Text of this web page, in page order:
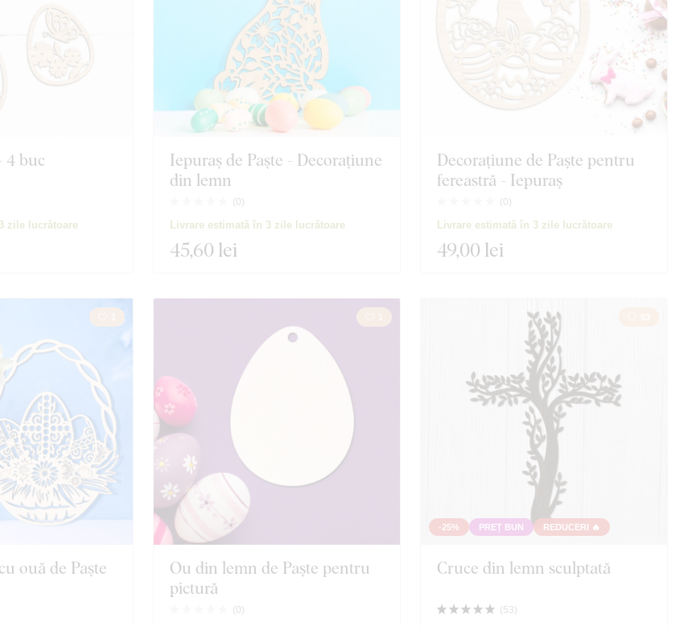
4 buc
zile lucrătoare
Iepuraș de Paște - Decorațiune
din lemn
( 0)
Livrare estimată în 3 zile lucrătoare
45,60 lei
Decorațiune de Paște pentru
fereastră - Iepuraș
( 0)
Livrare estimată în 3 zile lucrătoare
49,00 lei
ouă de Paște
Ou din lemn de Paște pentru
pictură
( 0)
-25% PREȚ BUN REDUCERI 🔥
Cruce din lemn sculptată
(53)